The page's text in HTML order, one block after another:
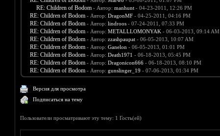
RE: Children of Bodom - Автор: manhunt- 04-23-2011, 12:26 PM
RE: Children of Bodom - Автор: DragonMF- 04-25-2011, 04:16 PM
RE: Children of Bodom - Автор: lindroos- 07-24-2011, 07:33 PM
RE: Children of Bodom - Автор: METALLLOMONYAK- 06-03-2013, 09:14 AM
RE: Children of Bodom - Автор: zzashpaupat- 06-05-2013, 10:07 AM
RE: Children of Bodom - Автор: Ganelon - 06-05-2013, 01:01 PM
RE: Children of Bodom - Автор: Death1971 - 06-18-2013, 05:45 PM
RE: Children of Bodom - Автор: Dragonicon666- 06-18-2013, 08:10 PM
RE: Children of Bodom - Автор: gunslinger_19 - 07-06-2013, 01:34 PM
Версия для просмотра
Подписаться на тему
Пользователи просматривают эту тему: 1 Гость(ей)